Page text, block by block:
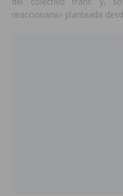
reaccionaria» planteada